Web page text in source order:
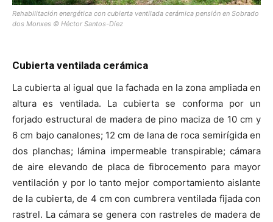
Rehabilitación energética con cubierta ventilada cerámica pensión en Sobrado
dos Monxes © Héctor Santos-Díez
Cubierta ventilada cerámica
La cubierta al igual que la fachada en la zona ampliada en
altura es ventilada. La cubierta se conforma por un
forjado estructural de madera de pino maciza de 10 cm y
6 cm bajo canalones; 12 cm de lana de roca semirígida en
dos planchas; lámina impermeable transpirable; cámara
de aire elevando de placa de fibrocemento para mayor
ventilación y por lo tanto mejor comportamiento aislante
de la cubierta, de 4 cm con cumbrera ventilada fijada con
rastrel. La cámara se genera con rastreles de madera de